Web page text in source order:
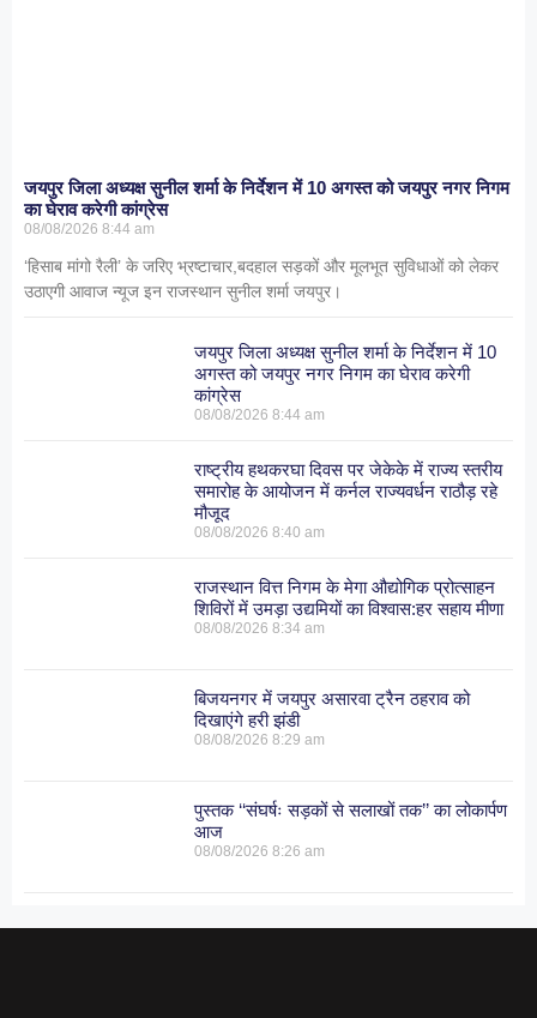
जयपुर जिला अध्यक्ष सुनील शर्मा के निर्देशन में 10 अगस्त को जयपुर नगर निगम
का घेराव करेगी कांग्रेस
08/08/2026 8:44 am
‘हिसाब मांगो रैली’ के जरिए भ्रष्टाचार,बदहाल सड़कों और मूलभूत सुविधाओं को लेकर
उठाएगी आवाज न्यूज इन राजस्थान सुनील शर्मा जयपुर।
जयपुर जिला अध्यक्ष सुनील शर्मा के निर्देशन में 10
अगस्त को जयपुर नगर निगम का घेराव करेगी
कांग्रेस
08/08/20268:44 am
राष्ट्रीय हथकरघा दिवस पर जेकेके में राज्य स्तरीय
समारोह के आयोजन में कर्नल राज्यवर्धन राठौड़ रहे
मौजूद
08/08/20268:40 am
राजस्थान वित्त निगम के मेगा औद्योगिक प्रोत्साहन
शिविरों में उमड़ा उद्यमियों का विश्वास:हर सहाय मीणा
08/08/20268:34 am
बिजयनगर में जयपुर असारवा ट्रैन ठहराव को
दिखाएंगे हरी झंडी
08/08/20268:29 am
पुस्तक ‘‘संघर्षः सड़कों से सलाखों तक’’ का लोकार्पण
आज
08/08/20268:26 am